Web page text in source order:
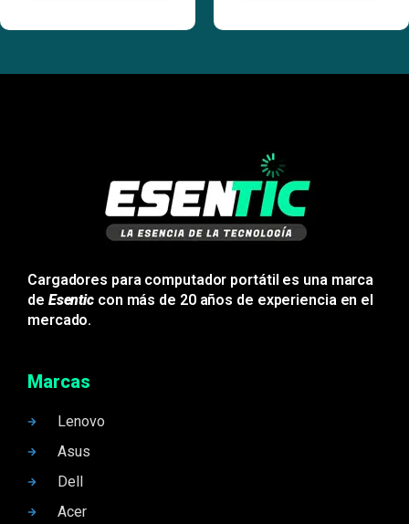
Cargadores para computador portátil es una marca
de Esentic con más de 20 años de experiencia en el
mercado.
Marcas
Lenovo
Asus
Dell
Acer